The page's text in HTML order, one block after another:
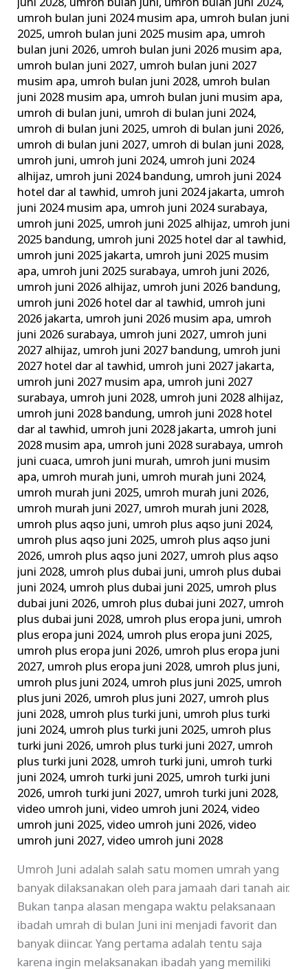
juni 2028, umroh bulan juni, umroh bulan juni 2024,
umroh bulan juni 2024 musim apa, umroh bulan juni
2025, umroh bulan juni 2025 musim apa, umroh
bulan juni 2026, umroh bulan juni 2026 musim apa,
umroh bulan juni 2027, umroh bulan juni 2027
musim apa, umroh bulan juni 2028, umroh bulan
juni 2028 musim apa, umroh bulan juni musim apa,
umroh di bulan juni, umroh di bulan juni 2024,
umroh di bulan juni 2025, umroh di bulan juni 2026,
umroh di bulan juni 2027, umroh di bulan juni 2028,
umroh juni, umroh juni 2024, umroh juni 2024
alhijaz, umroh juni 2024 bandung, umroh juni 2024
hotel dar al tawhid, umroh juni 2024 jakarta, umroh
juni 2024 musim apa, umroh juni 2024 surabaya,
umroh juni 2025, umroh juni 2025 alhijaz, umroh juni
2025 bandung, umroh juni 2025 hotel dar al tawhid,
umroh juni 2025 jakarta, umroh juni 2025 musim
apa, umroh juni 2025 surabaya, umroh juni 2026,
umroh juni 2026 alhijaz, umroh juni 2026 bandung,
umroh juni 2026 hotel dar al tawhid, umroh juni
2026 jakarta, umroh juni 2026 musim apa, umroh
juni 2026 surabaya, umroh juni 2027, umroh juni
2027 alhijaz, umroh juni 2027 bandung, umroh juni
2027 hotel dar al tawhid, umroh juni 2027 jakarta,
umroh juni 2027 musim apa, umroh juni 2027
surabaya, umroh juni 2028, umroh juni 2028 alhijaz,
umroh juni 2028 bandung, umroh juni 2028 hotel
dar al tawhid, umroh juni 2028 jakarta, umroh juni
2028 musim apa, umroh juni 2028 surabaya, umroh
juni cuaca, umroh juni murah, umroh juni musim
apa, umroh murah juni, umroh murah juni 2024,
umroh murah juni 2025, umroh murah juni 2026,
umroh murah juni 2027, umroh murah juni 2028,
umroh plus aqso juni, umroh plus aqso juni 2024,
umroh plus aqso juni 2025, umroh plus aqso juni
2026, umroh plus aqso juni 2027, umroh plus aqso
juni 2028, umroh plus dubai juni, umroh plus dubai
juni 2024, umroh plus dubai juni 2025, umroh plus
dubai juni 2026, umroh plus dubai juni 2027, umroh
plus dubai juni 2028, umroh plus eropa juni, umroh
plus eropa juni 2024, umroh plus eropa juni 2025,
umroh plus eropa juni 2026, umroh plus eropa juni
2027, umroh plus eropa juni 2028, umroh plus juni,
umroh plus juni 2024, umroh plus juni 2025, umroh
plus juni 2026, umroh plus juni 2027, umroh plus
juni 2028, umroh plus turki juni, umroh plus turki
juni 2024, umroh plus turki juni 2025, umroh plus
turki juni 2026, umroh plus turki juni 2027, umroh
plus turki juni 2028, umroh turki juni, umroh turki
juni 2024, umroh turki juni 2025, umroh turki juni
2026, umroh turki juni 2027, umroh turki juni 2028,
video umroh juni,video umroh juni 2024,video
umroh juni 2025,video umroh juni 2026,video
umroh juni 2027,video umroh juni 2028
Umroh Juni adalah salah satu momen umrah yang
banyak dilaksanakan oleh para jamaah dari tanah air.
Bukan tanpa alasan mengapa waktu pelaksanaan
ibadah umrah di bulan Juni ini menjadi favorit dan
banyak diincar. Yang pertama adalah tentu saja
karena ingin melaksanakan ibadah yang memiliki